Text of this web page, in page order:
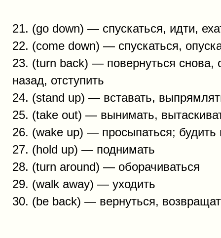
21. (go down) — спускаться, идти,
22. (come down) — спускаться,
23. (turn back) — повернуться снова,
назад, отступить
24. (stand up) — вставать,
25. (take out) — вынимать,
26. (wake up) — просыпаться; будить
27. (hold up) — поднимать
28. (turn around) — оборачиваться
29. (walk away) — уходить
30. (be back) — вернуться,